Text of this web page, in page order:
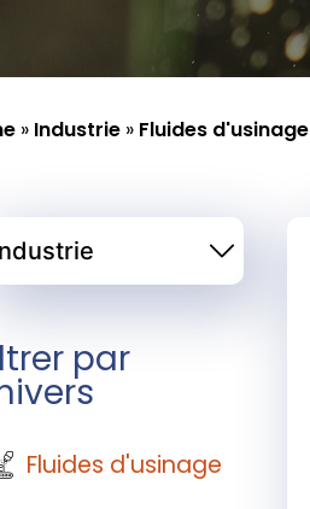
» Industrie » Fluides d'usinage
par
Fluides d'usinage